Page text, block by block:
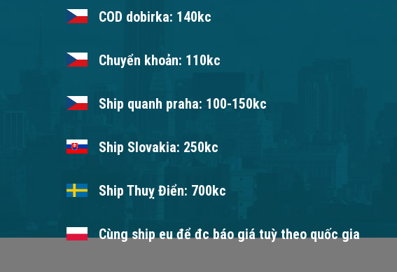
COD dobirka: 140kc
Chuyển khoản: 110kc
Ship quanh praha: 100-150kc
Ship Slovakia: 250kc
Ship Thuỵ Điển: 700kc
Cùng ship eu để đc báo giá tuỳ theo quốc gia